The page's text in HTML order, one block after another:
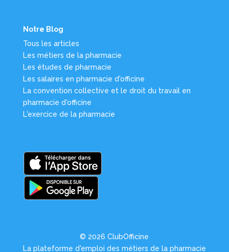
Notre Blog
Tous les articles
Les métiers de la pharmacie
Les études de pharmacie
Les salaires en pharmacie d'officine
La convention collective et le droit du travail en
pharmacie d'officine
L'exercice de la pharmacie
© 2026 ClubOfficine
La plateforme d'emploi des métiers de la pharmacie